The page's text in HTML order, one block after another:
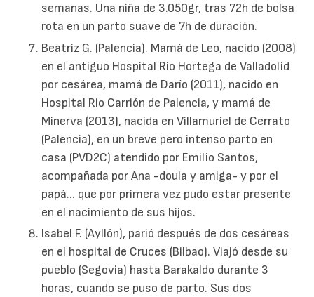
semanas. Una niña de 3.050gr, tras 72h de bolsa
rota en un parto suave de 7h de duración.
Beatriz G. (Palencia). Mamá de Leo, nacido (2008)
en el antiguo Hospital Rio Hortega de Valladolid
por cesárea, mamá de Darío (2011), nacido en
Hospital Rio Carrión de Palencia, y mamá de
Minerva (2013), nacida en Villamuriel de Cerrato
(Palencia), en un breve pero intenso parto en
casa (PVD2C) atendido por Emilio Santos,
acompañada por Ana -doula y amiga- y por el
papá... que por primera vez pudo estar presente
en el nacimiento de sus hijos.
Isabel F. (Ayllón), parió después de dos cesáreas
en el hospital de Cruces (Bilbao). Viajó desde su
pueblo (Segovia) hasta Barakaldo durante 3
horas, cuando se puso de parto. Sus dos